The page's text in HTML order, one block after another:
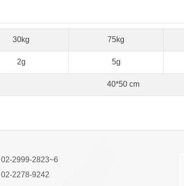
30kg 75kg
2g 5g
40*50 cm
2999-2823~6
2278-9242